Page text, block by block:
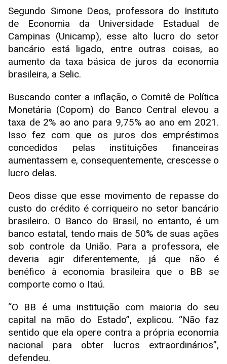
Segundo Simone Deos, professora do Instituto
de Economia da Universidade Estadual de
Campinas (Unicamp), esse alto lucro do setor
bancário está ligado, entre outras coisas, ao
aumento da taxa básica de juros da economia
brasileira, a Selic.
Buscando conter a inflação, o Comitê de Política
Monetária (Copom) do Banco Central elevou a
taxa de 2% ao ano para 9,75% ao ano em 2021.
Isso fez com que os juros dos empréstimos
concedidos pelas instituições financeiras
aumentassem e, consequentemente, crescesse o
lucro delas.
Deos disse que esse movimento de repasse do
custo do crédito é corriqueiro no setor bancário
brasileiro. O Banco do Brasil, no entanto, é um
banco estatal, tendo mais de 50% de suas ações
sob controle da União. Para a professora, ele
deveria agir diferentemente, já que não é
benéfico à economia brasileira que o BB se
comporte como o Itaú.
“O BB é uma instituição com maioria do seu
capital na mão do Estado”, explicou. “Não faz
sentido que ela opere contra a própria economia
nacional para obter lucros extraordinários”,
defendeu.